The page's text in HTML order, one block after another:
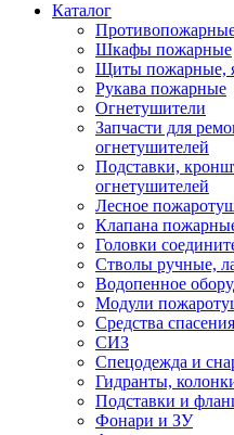
Каталог
Шкафы пожарные
Щиты пожарные,
Рукава пожарные
Огнетушители
Запчасти для
огнетушителей
Подставки,
огнетушителей
Лесное
Клапана
Головки
Стволы ручные,
Водопенное
Модули
Средства спасения
СИЗ
Спецодежда и
Гидранты,
Подставки и
Фонари и ЗУ